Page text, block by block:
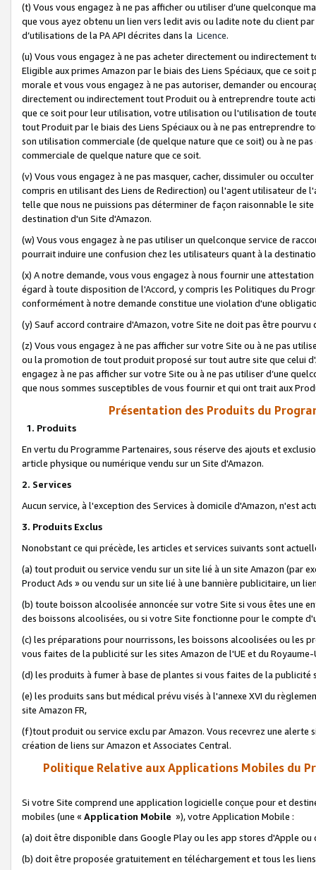
(t) Vous vous engagez à ne pas afficher ou utiliser d’une quelconque
que vous ayez obtenu un lien vers ledit avis ou ladite note du client
d’utilisations de la PA API décrites dans la Licence.
(u) Vous vous engagez à ne pas acheter directement ou
Eligible aux primes Amazon par le biais des Liens Spéciaux, que ce
morale et vous vous engagez à ne pas autoriser, demander ou
directement ou indirectement tout Produit ou à entreprendre toute
que ce soit pour leur utilisation, votre utilisation ou l'utilisation de
tout Produit par le biais des Liens Spéciaux ou à ne pas entreprendre
son utilisation commerciale (de quelque nature que ce soit) ou à ne
commerciale de quelque nature que ce soit.
(v) Vous vous engagez à ne pas masquer, cacher, dissimuler ou
compris en utilisant des Liens de Redirection) ou l'agent utilisateur
telle que nous ne puissions pas déterminer de façon raisonnable le
destination d'un Site d'Amazon.
(w) Vous vous engagez à ne pas utiliser un quelconque service de
pourrait induire une confusion chez les utilisateurs quant à la
(x) A notre demande, vous vous engagez à nous fournir une
égard à toute disposition de l'Accord, y compris les Politiques du
conformément à notre demande constitue une violation d'une
(y) Sauf accord contraire d'Amazon, votre Site ne doit pas être
(z) Vous vous engagez à ne pas afficher sur votre Site ou à ne pas
ou la promotion de tout produit proposé sur tout autre site que celui
engagez à ne pas afficher sur votre Site ou à ne pas utiliser d’une
que nous sommes susceptibles de vous fournir et qui ont trait aux
Présentation des Produits du
1. Produits
En vertu du Programme Partenaires, sous réserve des ajouts et
article physique ou numérique vendu sur un Site d'Amazon.
2. Services
Aucun service, à l'exception des Services à domicile d'Amazon, n'est
3. Produits Exclus
Nonobstant ce qui précède, les articles et services suivants sont
(a) tout produit ou service vendu sur un site lié à un site Amazon (par
Product Ads » ou vendu sur un site lié à une bannière publicitaire, un
(b) toute boisson alcoolisée annoncée sur votre Site si vous êtes une
des boissons alcoolisées, ou si votre Site fonctionne pour le compte
(c) les préparations pour nourrissons, les boissons alcoolisées ou les
vous faites de la publicité sur les sites Amazon de l'UE et du Royaume-
(d) les produits à fumer à base de plantes si vous faites de la publicité
(e) les produits sans but médical prévu visés à l'annexe XVI du
site Amazon FR,
(f)tout produit ou service exclu par Amazon. Vous recevrez une alerte
création de liens sur Amazon et Associates Central.
Politique Relative aux Applications Mobiles du
Si votre Site comprend une application logicielle conçue pour et
mobiles (une « Application Mobile »), votre Application Mobile :
(a) doit être disponible dans Google Play ou les app stores d'Apple ou
(b) doit être proposée gratuitement en téléchargement et tous les